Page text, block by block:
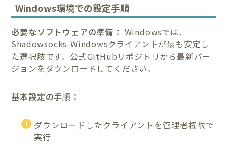
Windows環境での設定手順
必要なソフトウェアの準備： Windowsでは、
Shadowsocks-Windowsクライアントが最も安定し
た選択肢です。公式GitHubリポジトリから最新バー
ジョンをダウンロードしてください。
基本設定の手順：
ダウンロードしたクライアントを管理者権限で
実行